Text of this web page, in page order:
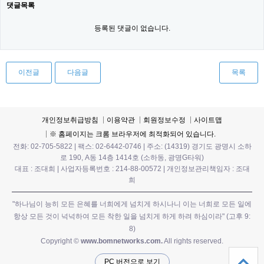
댓글목록
등록된 댓글이 없습니다.
이전글 다음글 목록
개인정보취급방침 이용약관 회원정보수정
사이트맵
※ 홈페이지는 크롬 브라우저에 최적화되어 있습니다.
전화: 02-705-5822 | 팩스: 02-6442-0746 | 주소: (14319) 경기도 광명시 소하
로 190, A동 14층 1414호 (소하동, 광명G타워)
대표 : 조대희 | 사업자등록번호 : 214-88-00572 | 개인정보관리책임자 : 조대
희
"하나님이 능히 모든 은혜를 너희에게 넘치게 하시나니 이는 너희로 모든 일에
항상 모든 것이 넉넉하여 모든 착한 일을 넘치게 하게 하려 하심이라" (고후 9:
8)
Copyright © www.bomnetworks.com.All rights reserved.
PC 버전으로 보기